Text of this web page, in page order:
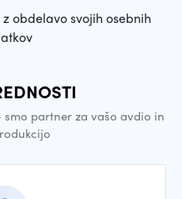
obdelavo svojih osebnih
partner za vašo avdio in